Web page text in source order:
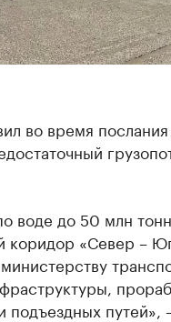
во время
воде до 50 млн
коридор «Север –
подъездных путей»,